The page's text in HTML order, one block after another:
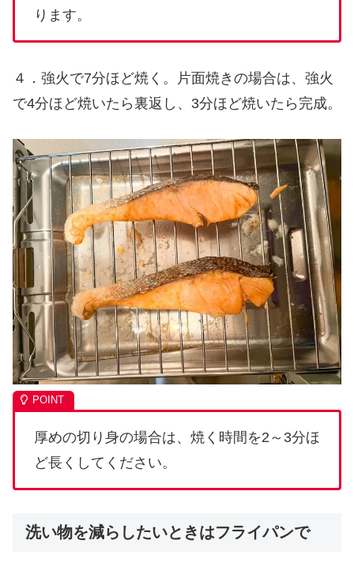
ります。
４．強火で7分ほど焼く。片面焼きの場合は、強火
で4分ほど焼いたら裏返し、3分ほど焼いたら完成。
厚めの切り身の場合は、焼く時間を2～3分ほ
ど長くしてください。
洗い物を減らしたいときはフライパンで